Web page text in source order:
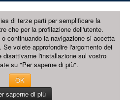
di terze parti per semplificare la
che per la profilazione dell'utente.
continuando la navigazione si accetta
volete approfondire l'argomento dei
disattivarne l'installazione sul vostro
su "Per saperne di più".
OK
saperne di più